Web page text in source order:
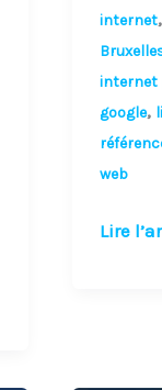
internet
internet
google,
web
Lire